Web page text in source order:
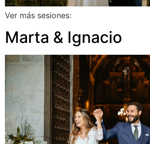
Ver más sesiones:
Marta & Ignacio